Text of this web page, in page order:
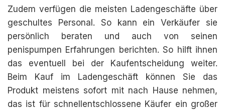
Zudem verfügen die meisten Ladengeschäfte über
geschultes Personal. So kann ein Verkäufer sie
persönlich beraten und auch von seinen
penispumpen Erfahrungen berichten. So hilft ihnen
das eventuell bei der Kaufentscheidung weiter.
Beim Kauf im Ladengeschäft können Sie das
Produkt meistens sofort mit nach Hause nehmen,
das ist für schnellentschlossene Käufer ein großer